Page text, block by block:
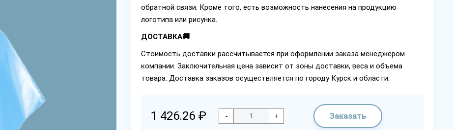
обратной связи. Кроме того, есть возможность нанесения на продукцию
логотипа или рисунка.
ДОСТАВКА🚚
Стоимость доставки рассчитывается при оформлении заказа менеджером
компании. Заключительная цена зависит от зоны доставки, веса и объема
товара. Доставка заказов осуществляется по городу Курск и области.
1 426.26 ₽ - + Заказать